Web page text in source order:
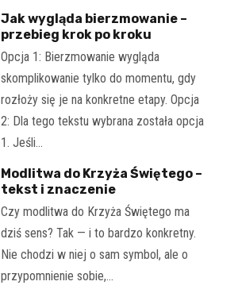
Jak wygląda bierzmowanie –
przebieg krok po kroku
Opcja 1: Bierzmowanie wygląda
skomplikowanie tylko do momentu, gdy
rozłoży się je na konkretne etapy. Opcja
2: Dla tego tekstu wybrana została opcja
1. Jeśli…
Modlitwa do Krzyża Świętego –
tekst i znaczenie
Czy modlitwa do Krzyża Świętego ma
dziś sens? Tak — i to bardzo konkretny.
Nie chodzi w niej o sam symbol, ale o
przypomnienie sobie,…